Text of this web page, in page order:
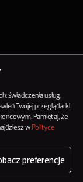
świadczenia usług,
Twojej przeglądarki
Pamiętaj, że
w Polityce
preferencje